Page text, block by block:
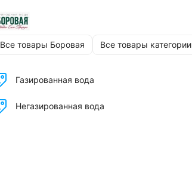
Все товары Боровая Все товары категории
Газированная вода
Негазированная вода